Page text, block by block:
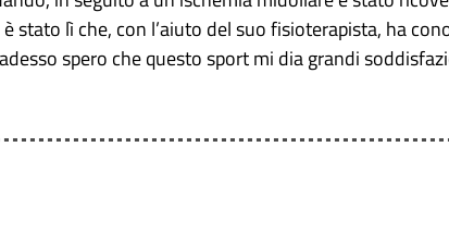
stato lì che, con l’aiuto del suo fisioterapista, ha
spero che questo sport mi dia grandi